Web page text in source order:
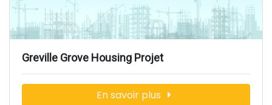
Greville Grove Housing Projet
En savoir plus